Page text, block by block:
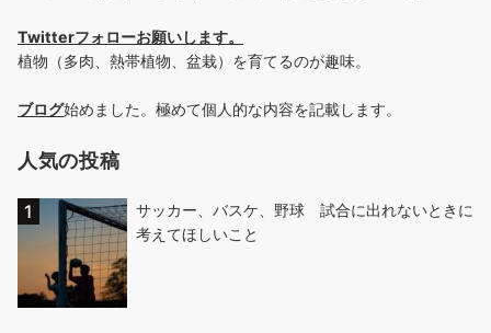
Twitterフォローお願いします。
植物（多肉、熱帯植物、盆栽）を育てるのが趣味。
ブログ始めました。極めて個人的な内容を記載します。
人気の投稿
サッカー、バスケ、野球 試合に出れないときに
考えてほしいこと